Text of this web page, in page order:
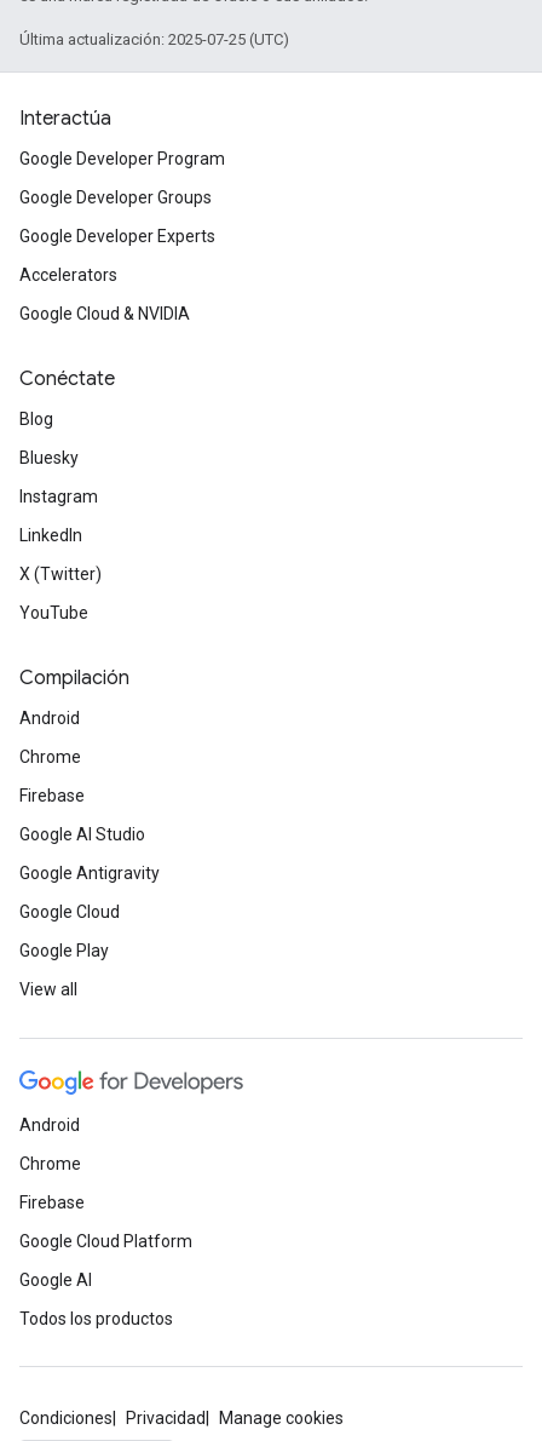
Última actualización: 2025-07-25 (UTC)
Interactúa
Google Developer Program
Google Developer Groups
Google Developer Experts
Accelerators
Google Cloud & NVIDIA
Conéctate
Blog
Bluesky
Instagram
LinkedIn
X (Twitter)
YouTube
Compilación
Android
Chrome
Firebase
Google AI Studio
Google Antigravity
Google Cloud
Google Play
View all
Android
Chrome
Firebase
Google Cloud Platform
Google AI
Todos los productos
Condiciones Privacidad Manage cookies